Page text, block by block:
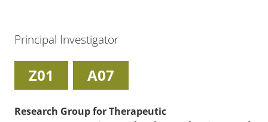
Principal Investigator
Z01 A07
Research Group for Therapeutic